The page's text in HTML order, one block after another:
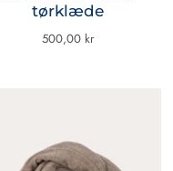
tørklæde
500,00 kr